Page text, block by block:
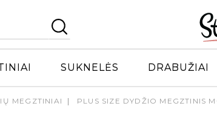
SUKNELĖS DRABUŽIAI
MEGZTINIAI PLUS SIZE DYDŽIO MEGZTINIS